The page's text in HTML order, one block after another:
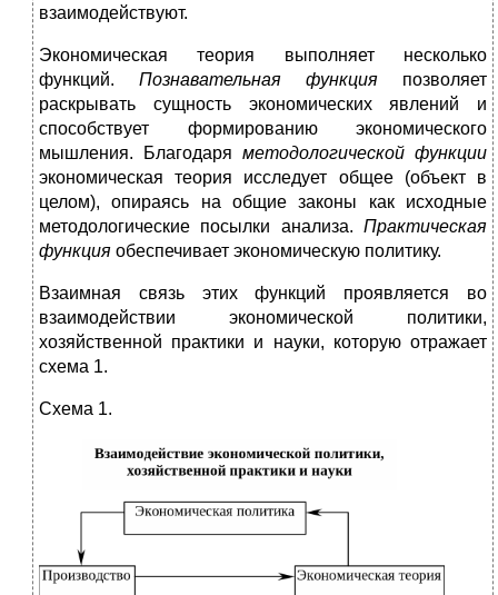
взаимодействуют.
Экономическая теория выполняет несколько
функций. Познавательная функция
позволяет
раскрывать сущность экономических явлений и
способствует формированию экономического
мышления. Благодаря методологической функции
экономическая теория
исследует общее (объект в
целом), опираясь на общие законы как исходные
методологические посылки анализа. Практическая
функция обеспечивает экономическую политику.
Взаимная связь этих функций проявляется во
взаимодействии экономической политики,
хозяйственной практики и науки, которую отражает
схема 1.
Схема 1.